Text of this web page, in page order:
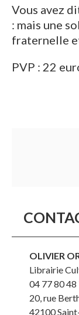
Vous avez
: mais une
fraternelle
PVP : 22
OLIVIER
Librairie
04 77 80 48
20, rue
42100